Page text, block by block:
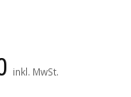
inkl. MwSt.